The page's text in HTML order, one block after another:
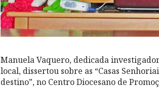
Manuela Vaquero, dedicada
local, dissertou sobre as “Casas
destino”, no Centro Diocesano de